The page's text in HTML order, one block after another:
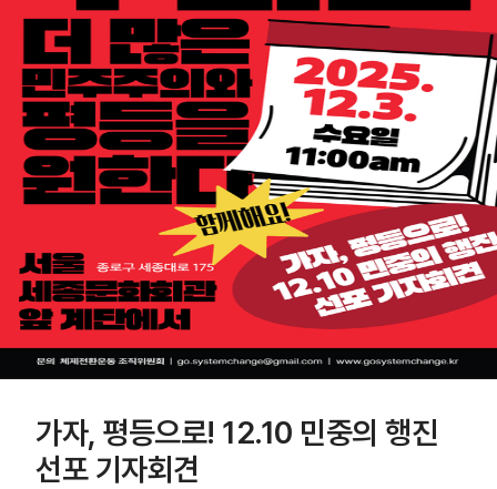
가자, 평등으로! 12.10 민중의 행진
선포 기자회견